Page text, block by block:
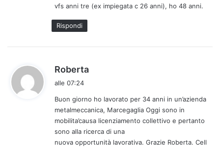
t
vfs anni tre (ex impiegata c 26 anni), ho 48 anni.
Rispondi
Roberta
e
t
t
o
:
alle 07:24
Buon giorno ho lavorato per 34 anni in un’azienda
metalmeccanica, Marcegaglia Oggi sono in
mobilita’causa licenziamento collettivo e pertanto
sono alla ricerca di una
nuova opportunità lavorativa. Grazie Roberta. Cell